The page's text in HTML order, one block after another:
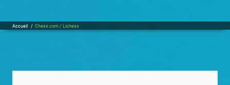
Accueil / Chess.com / Lichess